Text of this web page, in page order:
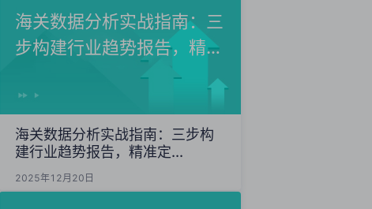
海关数据分析实战指南：三
步构建行业趋势报告，精准
海关数据分析实战指南：三步构
建行业趋势报告，精准定...
2025年12月20日